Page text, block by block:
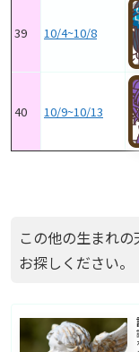
39 10/4~10/8
40 10/9~10/13
この他の生まれ
お探しください。